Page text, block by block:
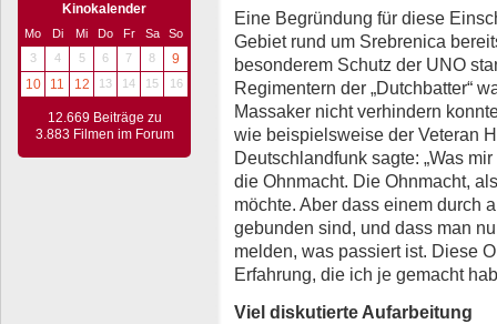
Kinokalender
Mo Di Mi Do Fr Sa
So
3
4 5 6 7 8
9
10
11 12 13 14 15 16
12.669 Beiträge zu
3.883 Filmen im Forum
Eine Begründung für diese
Gebiet rund um Srebrenica
besonderem Schutz der UNO
Regimentern der „Dutchbatter“
Massaker nicht verhindern
wie beispielsweise der Veteran
Deutschlandfunk sagte: „Was
die Ohnmacht. Die Ohnmacht,
möchte. Aber dass einem durch
gebunden sind, und dass man
melden, was passiert ist. Diese
Erfahrung, die ich je gemacht
Viel diskutierte Aufarbeitung